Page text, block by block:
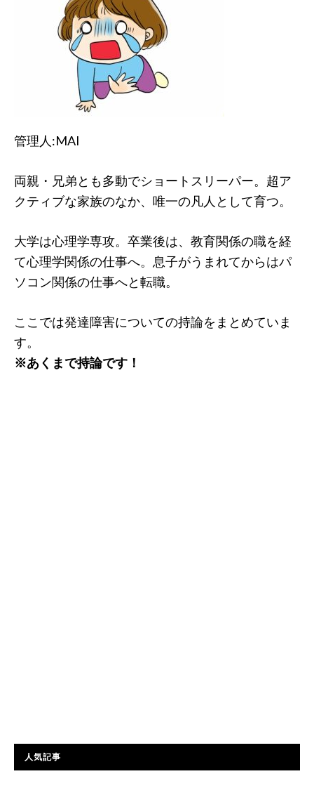
管理人:MAI
両親・兄弟とも多動でショートスリーパー。超ア
クティブな家族のなか、唯一の凡人として育つ。
大学は心理学専攻。卒業後は、教育関係の職を経
て心理学関係の仕事へ。息子がうまれてからはパ
ソコン関係の仕事へと転職。
ここでは発達障害についての持論をまとめていま
す。
※あくまで持論です！
人気記事